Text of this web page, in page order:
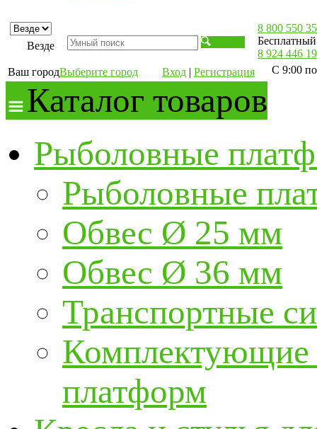
Везде
Ваш городВыберите город Вход | Регистрация
8 800 550
8 924 446
С 9:00
Каталог товаров
Рыболовные
Рыболовные
Обвес Ø 25 мм
Обвес Ø 36 мм
Транспортные
Комплектующие
платформ